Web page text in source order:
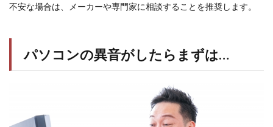
不安な場合は、メーカーや専門家に相談することを推奨します。
パソコンの異音がしたらまずは…